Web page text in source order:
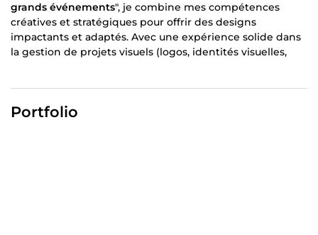
grands événements", je combine mes compétences
créatives et stratégiques pour offrir des designs
impactants et adaptés. Avec une expérience solide dans
la gestion de projets visuels (logos, identités visuelles,
est de transformer vos idées en expériences visuelles
Portfolio